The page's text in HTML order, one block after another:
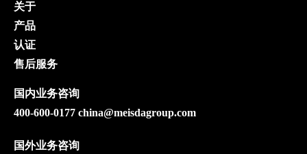
关于
产品
认证
售后服务
国内业务咨询
400-600-0177 china@meisdagroup.com
国外业务咨询